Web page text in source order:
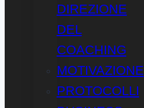
DIREZIONE
DEL
COACHING
MOTIVAZIONE
PROTOCOLLI